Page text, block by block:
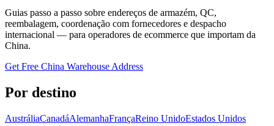
Guias passo a passo sobre endereços de armazém, QC,
reembalagem, coordenação com fornecedores e despacho
internacional — para operadores de ecommerce que importam da
China.
Get Free China Warehouse Address
Por destino
AustráliaCanadáAlemanhaFrançaReino UnidoEstados Unidos